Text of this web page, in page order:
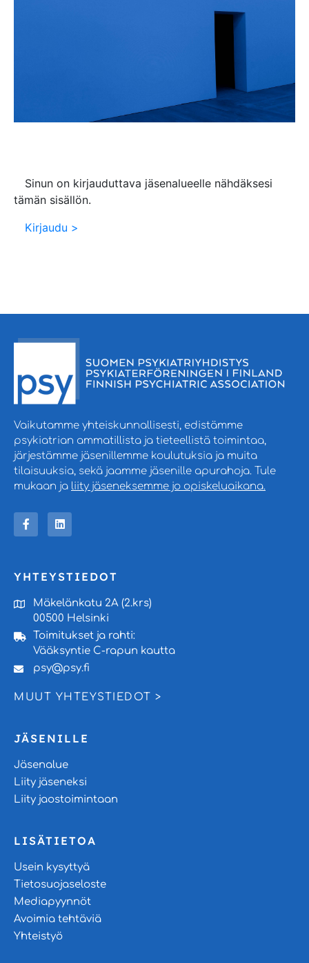
Sinun on kirjauduttava jäsenalueelle nähdäksesi
tämän sisällön.
Kirjaudu >
Vaikutamme yhteiskunnallisesti, edistämme
psykiatrian ammatillista ja tieteellistä toimintaa,
järjestämme jäsenillemme koulutuksia ja muita
tilaisuuksia, sekä jaamme jäsenille apurahoja. Tule
mukaan ja liity jäseneksemme jo opiskeluaikana.
YHTEYSTIEDOT
Mäkelänkatu 2A (2.krs)
00500 Helsinki
Toimitukset ja rahti:
Vääksyntie C-rapun kautta
psy@psy.fi
MUUT YHTEYSTIEDOT >
JÄSENILLE
Jäsenalue
Liity jäseneksi
Liity jaostoimintaan
LISÄTIETOA
Usein kysyttyä
Tietosuojaseloste
Mediapyynnöt
Avoimia tehtäviä
Yhteistyö